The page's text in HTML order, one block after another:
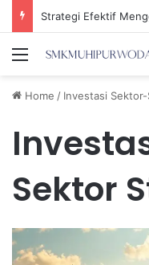
Menu
Home / Investasi
Sektor